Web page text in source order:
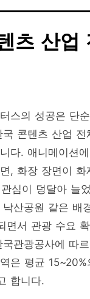
츠 산업
스의 성공은 단
콘텐츠 산업 전
다. 애니메이션
, 화장 장면이 화
심이 덩달아 늘
산공원 같은 배
면서 관광 수요
관광공사에 따
은 평균
합니다.